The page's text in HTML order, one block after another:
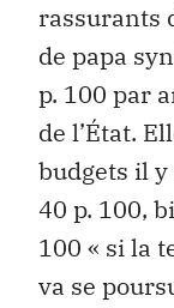
rassurants
de papa
p. 100 par
de l’État.
budgets il y
40 p. 100,
100 « si la
va se